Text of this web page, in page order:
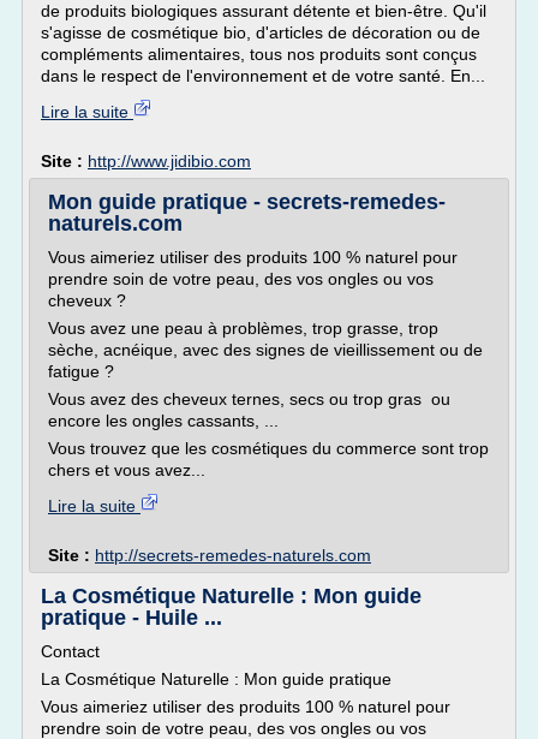
de produits biologiques assurant détente et bien-être. Qu'il
s'agisse de cosmétique bio, d'articles de décoration ou de
compléments alimentaires, tous nos produits sont conçus
dans le respect de l'environnement et de votre santé. En...
Lire la suite
Site : http://www.jidibio.com
Mon guide pratique - secrets-remedes-
naturels.com
Vous aimeriez utiliser des produits 100 % naturel pour
prendre soin de votre peau, des vos ongles ou vos
cheveux ?
Vous avez une peau à problèmes, trop grasse, trop
sèche, acnéique, avec des signes de vieillissement ou de
fatigue ?
Vous avez des cheveux ternes, secs ou trop gras ou
encore les ongles cassants, ...
Vous trouvez que les cosmétiques du commerce sont trop
chers et vous avez...
Lire la suite
Site : http://secrets-remedes-naturels.com
La Cosmétique Naturelle : Mon guide
pratique - Huile ...
Contact
La Cosmétique Naturelle : Mon guide pratique
Vous aimeriez utiliser des produits 100 % naturel pour
prendre soin de votre peau, des vos ongles ou vos